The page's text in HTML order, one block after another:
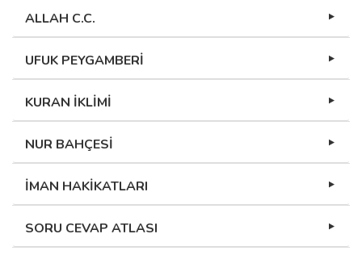
ALLAH C.C.
UFUK PEYGAMBERİ
KURAN İKLİMİ
NUR BAHÇESİ
İMAN HAKİKATLARI
SORU CEVAP ATLASI